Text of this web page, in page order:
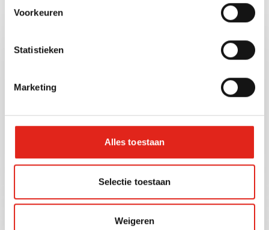
Voorkeuren
Statistieken
Marketing
Alles toestaan
Selectie toestaan
Weigeren
other products
Artnr: P10322